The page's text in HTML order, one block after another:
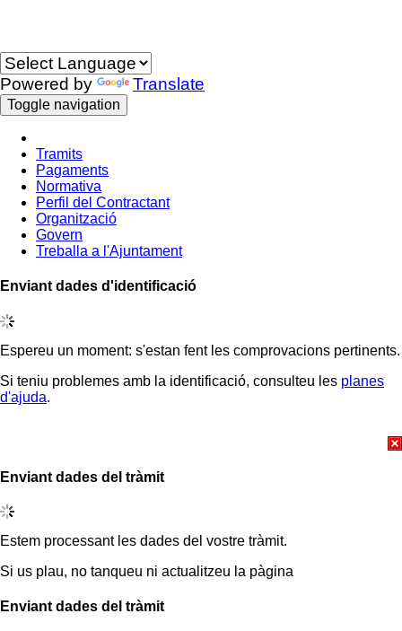
Powered by Translate
Toggle navigation
Tramits
Pagaments
Normativa
Perfil del Contractant
Organització
Govern
Treballa a l'Ajuntament
Enviant dades d'identificació
Espereu un moment: s'estan fent les comprovacions pertinents.
Si teniu problemes amb la identificació, consulteu les planes
d'ajuda.
Enviant dades del tràmit
Estem processant les dades del vostre tràmit.
Si us plau, no tanqueu ni actualitzeu la pàgina
Enviant dades del tràmit